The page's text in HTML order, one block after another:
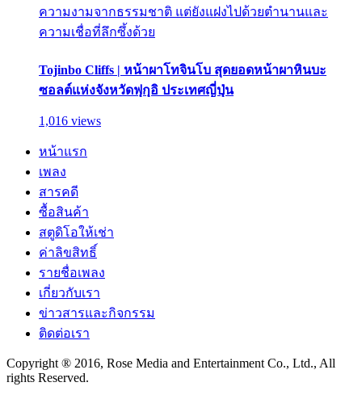
ความงามจากธรรมชาติ แต่ยังแฝงไปด้วยตำนานและ
ความเชื่อที่ลึกซึ้งด้วย
Tojinbo Cliffs | หน้าผาโทจินโบ สุดยอดหน้าผาหินบะ
ซอลต์แห่งจังหวัดฟุกุอิ ประเทศญี่ปุ่น
1,016 views
หน้าแรก
เพลง
สารคดี
ซื้อสินค้า
สตูดิโอให้เช่า
ค่าลิขสิทธิ์
รายชื่อเพลง
เกี่ยวกับเรา
ข่าวสารและกิจกรรม
ติดต่อเรา
Copyright ® 2016, Rose Media and Entertainment Co., Ltd., All
rights Reserved.